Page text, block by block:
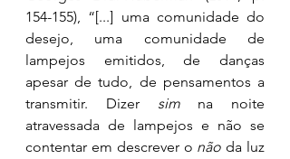
154-155), “[...] uma comunidade do
desejo, uma comunidade de
lampejos emitidos, de danças
apesar de tudo, de pensamentos a
transmitir. Dizer sim na noite
atravessada de lampejos e não se
contentar em descrever o não da luz